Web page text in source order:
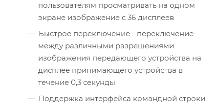
пользователям просматривать на одном
экране изображение с 36 дисплеев
Быстрое переключение - переключение
между различными разрешениями
изображения передающего устройства на
дисплее принимающего устройства в
течение 0,3 секунды
Поддержка интерфейса командной строки